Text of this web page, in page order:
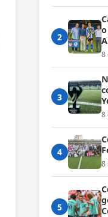
2
8
3
8
4
8
5